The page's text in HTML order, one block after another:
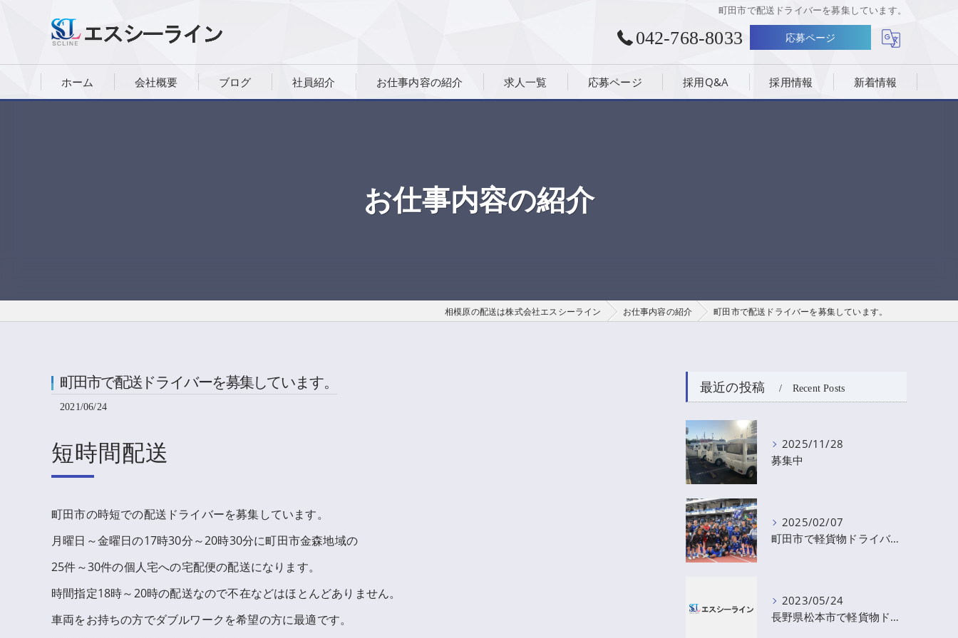
町田市で配送ドライバーを募集しています。
042-768-8033 応募ページ
ホーム 会社概要 ブログ 社員紹介 お仕事内容の紹介 求人一覧 応募ページ 採用Q&A 採用情報 新着情報
お仕事内容の紹介
相模原の配送は株式会社エスシーライン お仕事内容の紹介 町田市で配送ドライバーを募集しています。
町田市で配送ドライバーを募集しています。
2021/06/24
短時間配送
町田市の時短での配送ドライバーを募集しています。
月曜日～金曜日の17時30分～20時30分に町田市金森地域の
25件～30件の個人宅への宅配便の配送になります。
時間指定18時～20時の配送なので不在などはほとんどありません。
車両をお持ちの方でダブルワークを希望の方に最適です。
最近の投稿 Recent Posts
2025/11/28
募集中
2025/02/07
町田市で軽貨物ドライバー 【応募終了】
2023/05/24
長野県松本市で軽貨物ドライバーを募集しています。【応募終了】